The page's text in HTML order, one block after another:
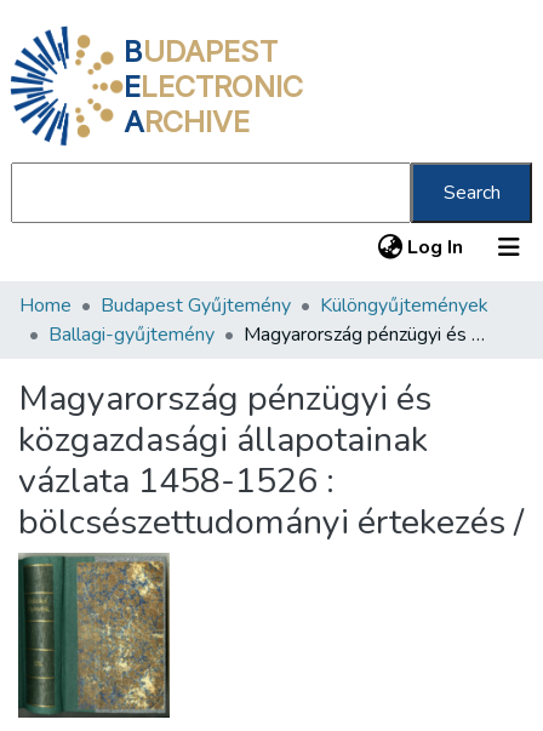
BUDAPEST
ELECTRONIC
ARCHIVE
Search
Log In (current)
Communities & Collections
Statistics
About us
Home Budapest Gyűjtemény
Különgyűjtemények
Ballagi-gyűjtemény
Magyarország pénzügyi és közgazdasági állapotainak vázlata 1458-1526 : bölcsészettudományi értekezés /
Magyarország pénzügyi és
közgazdasági állapotainak
vázlata 1458-1526 :
bölcsészettudományi értekezés /